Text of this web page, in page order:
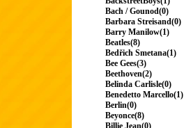
Bach / Gounod(0)
Barbara Streisand(0)
Barry Manilow(1)
Beatles(8)
Bedřich Smetana(1)
Bee Gees(3)
Beethoven(2)
Belinda Carlisle(0)
Benedetto Marcello(1)
Berlin(0)
Beyonce(8)
Billie Jean(0)